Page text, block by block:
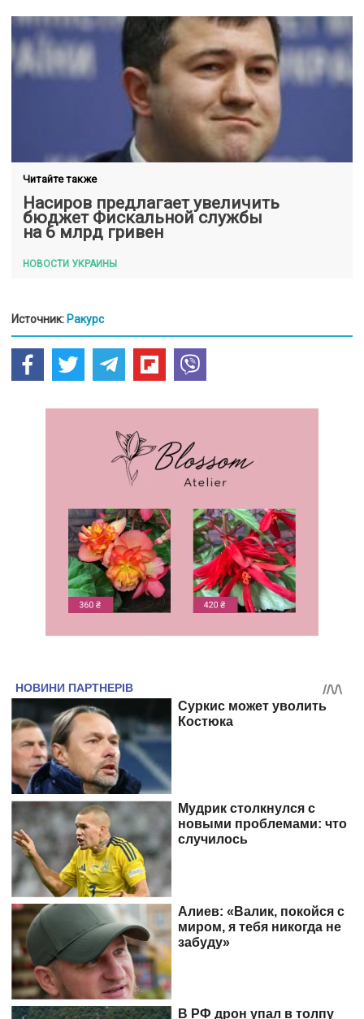
Читайте также
Насиров предлагает увеличить
бюджет Фискальной службы
на 6 млрд гривен
НОВОСТИ УКРАИНЫ
Источник: Ракурс